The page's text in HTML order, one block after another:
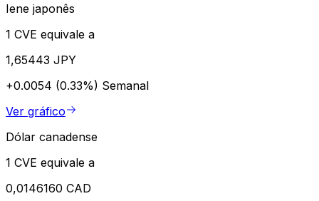
Iene japonês
1 CVE equivale a
1,65443 JPY
+0.0054 (0.33%) Semanal
Ver gráfico
Dólar canadense
1 CVE equivale a
0,0146160 CAD